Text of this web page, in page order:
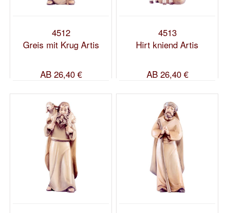
4512
Greis mit Krug Artis
AB26,40 €
4513
Hirt kniend Artis
AB26,40 €